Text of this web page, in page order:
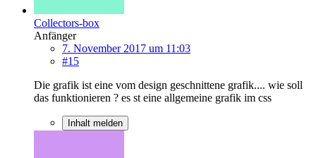
Collectors-box
Anfänger
7. November 2017 um 11:03
#15
Die grafik ist eine vom design geschnittene grafik.... wie soll
das funktionieren ? es st eine allgemeine grafik im css
Inhalt melden